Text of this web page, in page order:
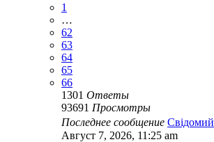
1
…
62
63
64
65
66
1301 Ответы
93691 Просмотры
Последнее сообщение Свідомий
Август 7, 2026, 11:25 am